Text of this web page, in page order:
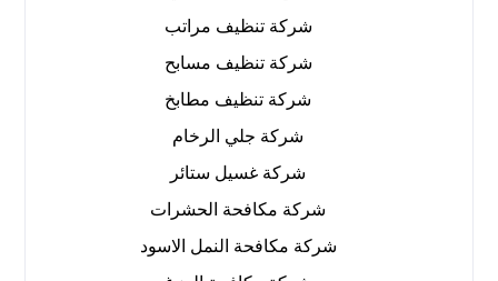
شركة تنظيف مراتب
شركة تنظيف مسابح
شركة تنظيف مطابخ
شركة جلي الرخام
شركة غسيل ستائر
شركة مكافحة الحشرات
شركة مكافحة النمل الاسود